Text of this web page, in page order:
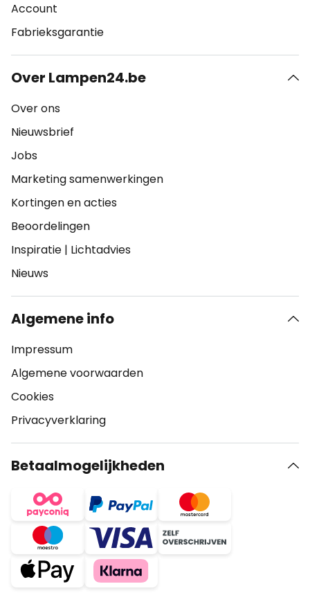
Account
Fabrieksgarantie
Over Lampen24.be
Over ons
Nieuwsbrief
Jobs
Marketing samenwerkingen
Kortingen en acties
Beoordelingen
Inspiratie | Lichtadvies
Nieuws
Algemene info
Impressum
Algemene voorwaarden
Cookies
Privacyverklaring
Betaalmogelijkheden